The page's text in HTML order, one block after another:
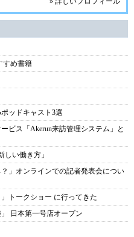
すめ書籍
ッドキャスト3選
ビス「Akerun来訪管理システム」と
しい働き方」
」オンラインでの記者発表会につい
トークショー に行ってきた
日本第一号店オープン